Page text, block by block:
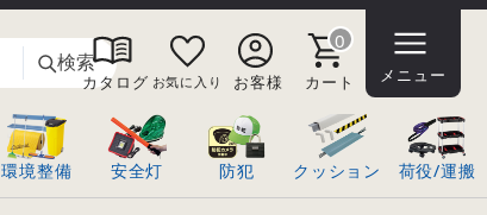
検索
カタログ お気に入り お客様
0
カート メニュー
環境整備 安全灯 防犯 クッション 荷役/運搬